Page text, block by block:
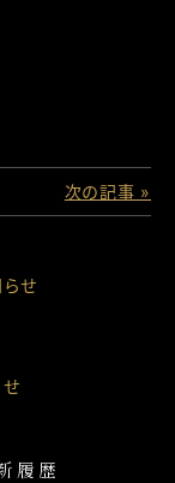
せ
履歴
次の記事 »